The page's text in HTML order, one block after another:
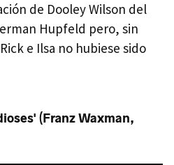
de Dooley Wilson del
Hupfeld pero, sin
e Ilsa no hubiese sido
(Franz Waxman,